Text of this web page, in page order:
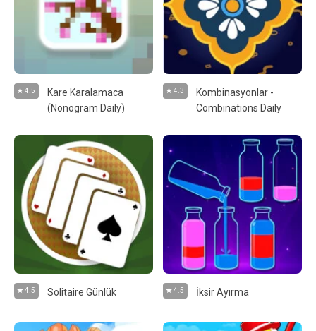
4.5
Kare Karalamaca
(Nonogram Daily)
4.3
Kombinasyonlar -
Combinations Daily
4.5 Solitaire Günlük 4.5 İksir Ayırma